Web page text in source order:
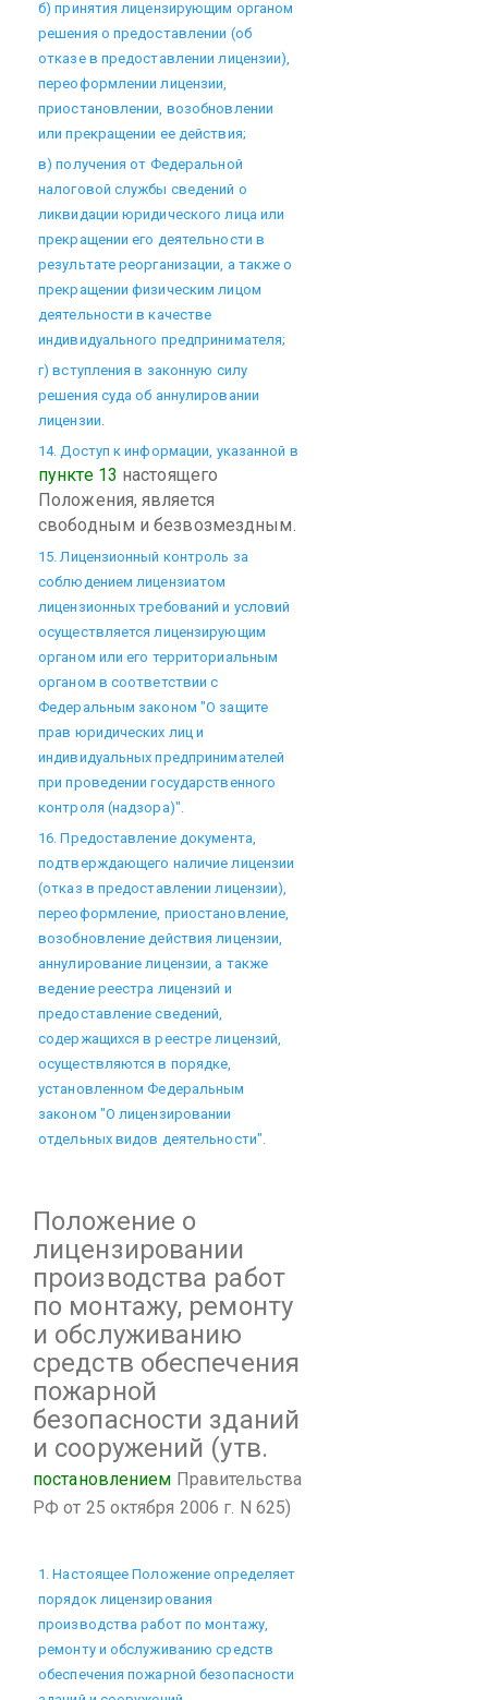
б) принятия лицензирующим органом
решения о предоставлении (об
отказе в предоставлении лицензии),
переоформлении лицензии,
приостановлении, возобновлении
или прекращении ее действия;
в) получения от Федеральной
налоговой службы сведений о
ликвидации юридического лица или
прекращении его деятельности в
результате реорганизации, а также о
прекращении физическим лицом
деятельности в качестве
индивидуального предпринимателя;
г) вступления в законную силу
решения суда об аннулировании
лицензии.
14. Доступ к информации, указанной в
пункте 13 настоящего
Положения, является
свободным и безвозмездным.
15. Лицензионный контроль за
соблюдением лицензиатом
лицензионных требований и условий
осуществляется лицензирующим
органом или его территориальным
органом в соответствии с
Федеральным законом "О защите
прав юридических лиц и
индивидуальных предпринимателей
при проведении государственного
контроля (надзора)".
16. Предоставление документа,
подтверждающего наличие лицензии
(отказ в предоставлении лицензии),
переоформление, приостановление,
возобновление действия лицензии,
аннулирование лицензии, а также
ведение реестра лицензий и
предоставление сведений,
содержащихся в реестре лицензий,
осуществляются в порядке,
установленном Федеральным
законом "О лицензировании
отдельных видов деятельности".
Положение о
лицензировании
производства работ
по монтажу, ремонту
и обслуживанию
средств обеспечения
пожарной
безопасности зданий
и сооружений (утв.
постановлением Правительства
РФ от 25 октября 2006 г. N 625)
1. Настоящее Положение определяет
порядок лицензирования
производства работ по монтажу,
ремонту и обслуживанию средств
обеспечения пожарной безопасности